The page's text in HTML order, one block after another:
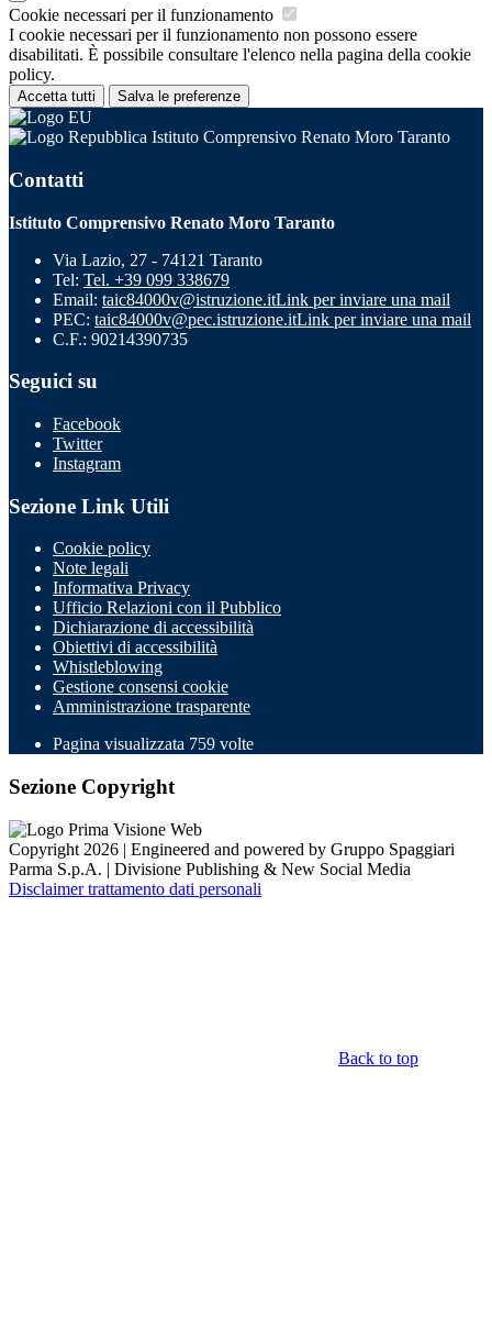
Cookie necessari per il funzionamento
I cookie necessari per il funzionamento non possono essere
disabilitati. È possibile consultare l'elenco nella pagina della cookie
policy.
Accetta tutti Salva le preferenze
Istituto Comprensivo Renato Moro Taranto
Contatti
Istituto Comprensivo Renato Moro Taranto
Via Lazio, 27 - 74121 Taranto
Tel: Tel. +39 099 338679
Email: taic84000v@istruzione.itLink per inviare una mail
PEC: taic84000v@pec.istruzione.itLink per inviare una mail
C.F.: 90214390735
Seguici su
Facebook
Twitter
Instagram
Sezione Link Utili
Cookie policy
Note legali
Informativa Privacy
Ufficio Relazioni con il Pubblico
Dichiarazione di accessibilità
Obiettivi di accessibilità
Whistleblowing
Gestione consensi cookie
Amministrazione trasparente
Pagina visualizzata 759 volte
Sezione Copyright
Copyright 2026 | Engineered and powered by Gruppo Spaggiari
Parma S.p.A. | Divisione Publishing & New Social Media
Disclaimer trattamento dati personali
Back to top